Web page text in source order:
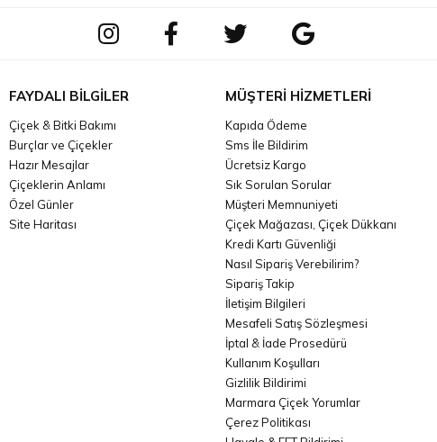
FAYDALI BILGILER
Çiçek & Bitki Bakımı
Burçlar ve Çiçekler
Hazır Mesajlar
Çiçeklerin Anlamı
Özel Günler
Site Haritası
MÜŞTERI HIZMETLERI
Kapıda Ödeme
Sms İle Bildirim
Ücretsiz Kargo
Sık Sorulan Sorular
Müşteri Memnuniyeti
Çiçek Mağazası, Çiçek Dükkanı
Kredi Kartı Güvenliği
Nasıl Sipariş Verebilirim?
Sipariş Takip
İletişim Bilgileri
Mesafeli Satış Sözleşmesi
İptal & İade Prosedürü
Kullanım Koşulları
Gizlilik Bildirimi
Marmara Çiçek Yorumlar
Çerez Politikası